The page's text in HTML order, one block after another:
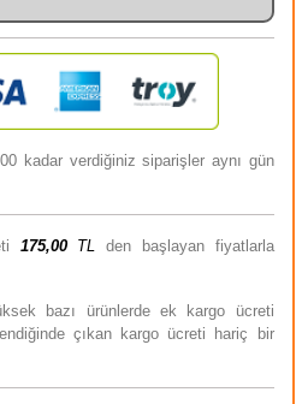
kadar verdiğiniz siparişler aynı gün
175,00 TL den başlayan fiyatlarla
bazı ürünlerde ek kargo ücreti
çıkan kargo ücreti hariç bir